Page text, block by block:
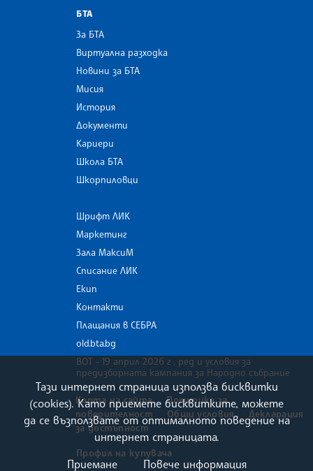
БТА
За БТА
Виртуална разходка
Новини за БТА
Мисия
История
Документи
Кариери
Школа БТА
Шкорпиловци
Шрифт ЛИК
Маркетинг
Зала МаксиМ
Списание ЛИК
Екип
Контакти
Плащания в СЕБРА
old.bta.bg
ВОТ - 19 април 2026 г . ред и условия за
предизборната кампания за Народно събрание
Карта на сайта
Политика за
поверителност
Общи условия
Декларация
за достъпност
Профил на купувача
Тази интернет страница използва бисквитки
(cookies). Като приемете бисквитките, можете
да се възползвате от оптималното поведение на
интернет страницата.
Приемане
Повече информация